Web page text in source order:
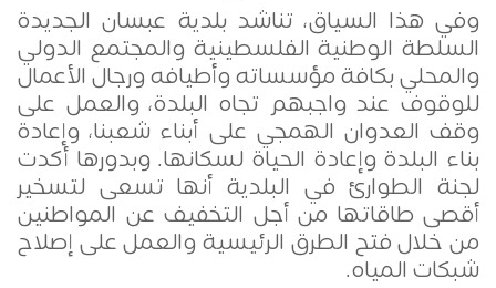
وفي هذا السياق، تناشد بلدية عبسان الجديدة
السلطة الوطنية الفلسطينية والمجتمع الدولي
والمحلي بكافة مؤسساته وأطيافه ورجال الأعمال
للوقوف عند واجبهم تجاه البلدة، والعمل على
وقف العدوان الهمجي على أبناء شعبنا، وإعادة
بناء البلدة وإعادة الحياة لسكانها. وبدورها أكدت
لجنة الطوارئ في البلدية أنها تسعى لتسخير
أقصى طاقاتها من أجل التخفيف عن المواطنين
من خلال فتح الطرق الرئيسية والعمل على إصلاح
شبكات المياه.